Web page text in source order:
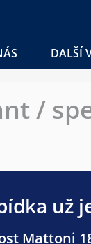
DALŠÍ
/
už
Mattoni